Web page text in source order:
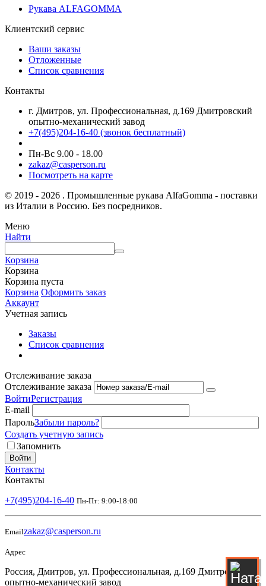
Рукава ALFAGOMMA
Клиентский сервис
Ваши заказы
Отложенные
Список сравнения
Контакты
г. Дмитров, ул. Профессиональная, д.169 Дмитровский
опытно-механический завод
+7(495)204-16-40 (звонок бесплатный)
Пн-Вс 9.00 - 18.00
zakaz@casperson.ru
Посмотреть на карте
© 2019 - 2026 . Промышленные рукава AlfaGomma - поставки
из Италии в Россию. Без посредников.
Меню
Найти
Корзина
Корзина
Корзина пуста
Корзина Оформить заказ
Аккаунт
Учетная запись
Заказы
Список сравнения
Отслеживание заказа
Отслеживание заказа
ВойтиРегистрация
E-mail
ПарольЗабыли пароль?
Создать учетную запись
Запомнить
Войти
Контакты
Контакты
+7(495)204-16-40 Пн-Пт: 9:00-18:00
Emailzakaz@casperson.ru
Адрес
Россия, Дмитров, ул. Профессиональная, д.169 Дмитровский
опытно-механический завод